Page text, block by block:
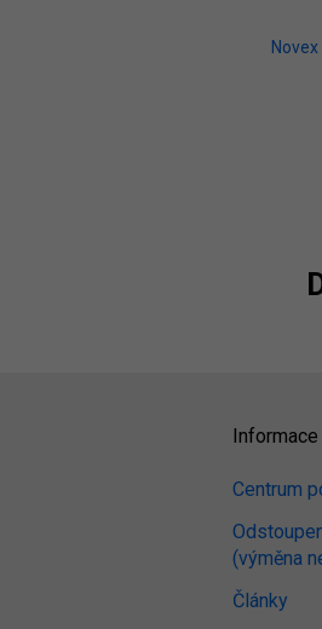
Novex
Centrum
(výměna
Články